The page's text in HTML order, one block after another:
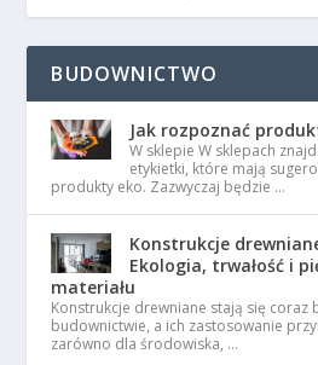
BUDOWNICTWO
Jak rozpoznać
W sklepie W sklepach
etykietki, które mają
produkty eko. Zazwyczaj będzie …
Konstrukcje
Ekologia, trwałość i
materiału
Konstrukcje drewniane stają się
budownictwie, a ich zastosowanie
zarówno dla środowiska, …